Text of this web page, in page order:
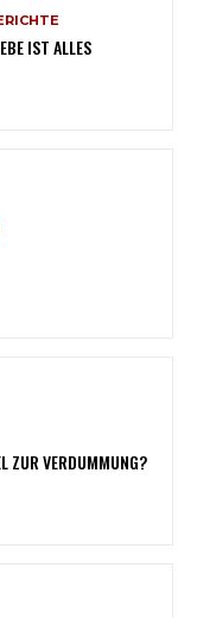
IST ALLES
ZUR VERDUMMUNG?